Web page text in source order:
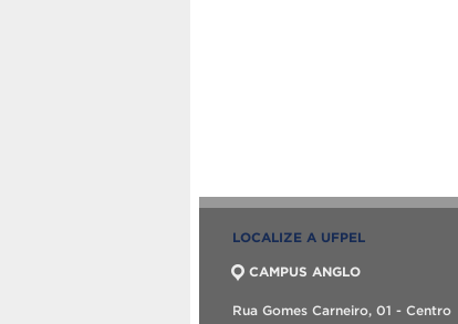
LOCALIZE A UFPEL
CAMPUS ANGLO
Rua Gomes Carneiro, 01 - Centro